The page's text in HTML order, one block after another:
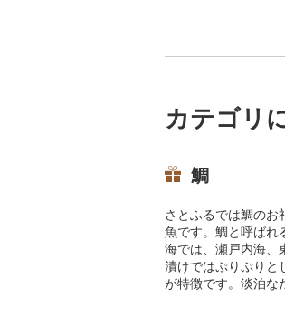
カテゴリ
鯛
さとふるでは鯛のお
魚です。鯛と呼ばれ
海では、瀬戸内海、
漬けではぷりぷりと
が特徴です。淡泊な